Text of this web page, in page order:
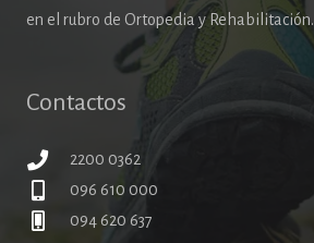
en el rubro de Ortopedia y Rehabilitación.
Contactos
2200 0362
096 610 000
094 620 637